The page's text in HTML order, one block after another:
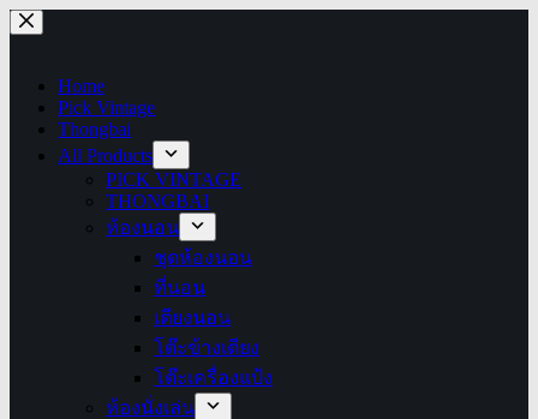
Skip
to
Home
Pick Vintage
Thongbai
All Products
PICK VINTAGE
THONGBAI
ห้องนอน
ชุดห้องนอน
ที่นอน
เตียงนอน
โต๊ะข้างเตียง
โต๊ะเครื่องแป้ง
ห้องนั่งเล่น